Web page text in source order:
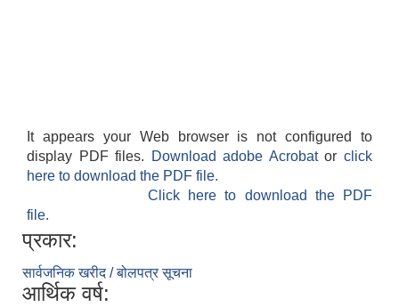
It appears your Web browser is not configured to
display PDF files.
Download adobe Acrobatorclick
here to download the PDF file.
Click here to download the PDF
file.
प्रकार:
सार्वजनिक खरीद / बोलपत्र सूचना
आर्थिक वर्ष: